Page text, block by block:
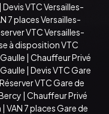
| Devis VTC Versailles-
7 places Versailles-
VTC Versailles-
à disposition VTC
| Chauffeur Privé
| Devis VTC Gare
Réserver VTC Gare de
| Chauffeur Privé
| VAN 7 places Gare de